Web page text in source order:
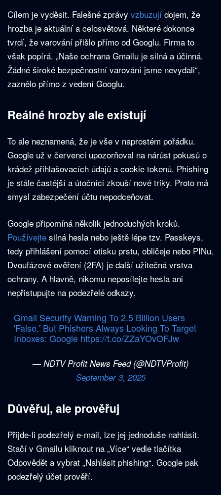
Cílem je vyděsit. Falešné zprávy vzbuzují dojem, že
hrozba je aktuální a celosvětová. Některé dokonce
tvrdí, že varování přišlo přímo od Googlu. Firma to
však popírá. „Naše ochrana Gmailu je silná a účinná.
Žádné široké bezpečnostní varování jsme nevydali“,
zaznělo přímo z vedení Googlu.
Reálné hrozby ale existují
To ale neznamená, že je vše v naprostém pořádku.
Google už v červenci upozorňoval na nárůst pokusů o
krádež přihlašovacích údajů a cookie tokenů. Phishing
je stále častější a útočníci zkouší nové triky. Proto má
smysl zabezpečení účtu nepodceňovat.
Google připomíná několik jednoduchých kroků.
Používejte silná hesla nebo ještě lépe tzv. Passkeys,
tedy přihlášení pomocí otisku prstu, obličeje nebo PINu.
Dvoufázové ověření (2FA) je další užitečná vrstva
ochrany. A hlavně, nikomu neposílejte hesla ani
nepřistupujte na podezřelé odkazy.
Gmail Security Warning To 2.5 Billion Users
'False,' But Phishers Always Looking To Target
Inboxes: Google https://t.co/ZZaYOvOFJw
— NDTV Profit News Feed (@NDTVProfit)
September 3, 2025
Důvěřuj, ale prověřuj
Přijde-li podezřelý e-mail, lze jej jednoduše nahlásit.
Stačí v Gmailu kliknout na „Více“ vedle tlačítka
Odpovědět a vybrat „Nahlásit phishing“. Google pak
podezřelý účet prověří.